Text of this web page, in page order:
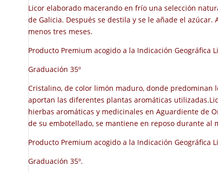
Licor elaborado macerando en frío una selección
de Galicia. Después se destila y se le añade el
menos tres meses.
Producto Premium acogido a la Indicación Geográfica
Graduación 35º
Cristalino, de color limón maduro, donde predominan
aportan las diferentes plantas aromáticas
hierbas aromáticas y medicinales en Aguardiente de
de su embotellado, se mantiene en reposo durante al
Producto Premium acogido a la Indicación Geográfica
Graduación 35º.